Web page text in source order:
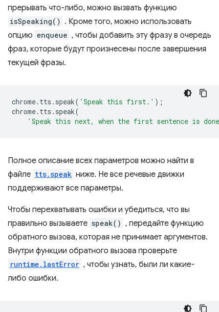
прерывать что-либо, можно вызвать функцию
isSpeaking() . Кроме того, можно использовать
опцию enqueue , чтобы добавить эту фразу в очередь
фраз, которые будут произнесены после завершения
текущей фразы.
chrome. tts . speak( 'Speak this first.' );
chrome. tts . speak(
'Speak this next, when the first sentence is
Полное описание всех параметров можно найти в
файле tts.speak ниже. Не все речевые движки
поддерживают все параметры.
Чтобы перехватывать ошибки и убедиться, что вы
правильно вызываете speak() , передайте функцию
обратного вызова, которая не принимает аргументов.
Внутри функции обратного вызова проверьте
runtime.lastError , чтобы узнать, были ли какие-
либо ошибки.